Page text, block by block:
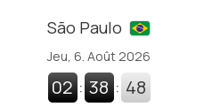
São Paulo
Jeu, 6. Août 2026
02 : 38 : 48